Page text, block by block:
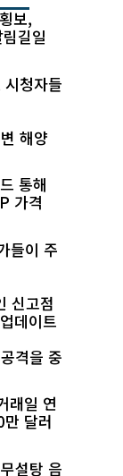
보,
길일
청자들
해양
통해
가격
들이 주
신고점
데이트
격을 중
래일 연
달러
설탕 음